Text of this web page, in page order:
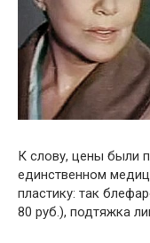
К слову, цены были
единственном
пластику: так
80 руб.), подтяжка